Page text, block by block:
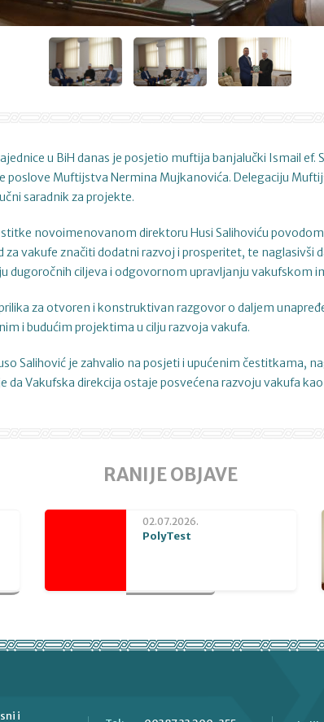
u BiH danas je posjetio muftija banjalučki Ismail ef.
poslove Muftijstva Nermina Mujkanovića. Delegaciju
saradnik za projekte.
novoimenovanom direktoru Husi Salihoviću
za vakufe značiti dodatni razvoj i prosperitet, te naglasivši
dugoročnih ciljeva i odgovornom upravljanju vakufskom
za otvoren i konstruktivan razgovor o daljem
i budućim projektima u cilju razvoja vakufa.
Salihović je zahvalio na posjeti i upućenim čestitkama,
da Vakufska direkcija ostaje posvećena razvoju vakufa
RANIJE OBJAVE
02.07.2026.
PolyTest
i